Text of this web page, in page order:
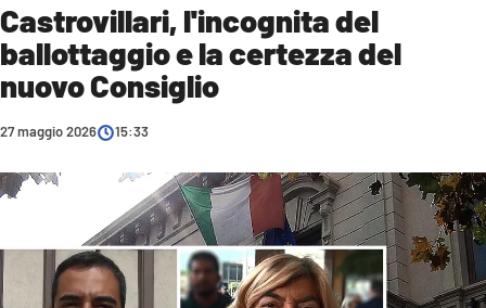
POLITICA
COSENZA CALCIO
ECONOMIA E LAVORO
SPORT
CULTURA
Castrovillari, l'incognita del
ballottaggio e la certezza del
nuovo Consiglio
27 maggio 2026 15:33